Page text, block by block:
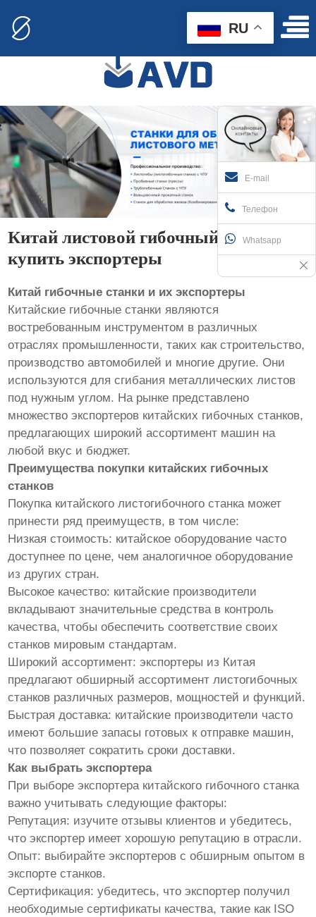
Китай листовой гибочный станок
купить экспортеры
Китай гибочные станки и их экспортеры
Китайские гибочные станки являются
востребованным инструментом в различных
отраслях промышленности, таких как строительство,
производство автомобилей и многие другие. Они
используются для сгибания металлических листов
под нужным углом. На рынке представлено
множество экспортеров китайских гибочных станков,
предлагающих широкий ассортимент машин на
любой вкус и бюджет.
Преимущества покупки китайских гибочных
станков
Покупка китайского листогибочного станка может
принести ряд преимуществ, в том числе:
Низкая стоимость: китайское оборудование часто
доступнее по цене, чем аналогичное оборудование
из других стран.
Высокое качество: китайские производители
вкладывают значительные средства в контроль
качества, чтобы обеспечить соответствие своих
станков мировым стандартам.
Широкий ассортимент: экспортеры из Китая
предлагают обширный ассортимент листогибочных
станков различных размеров, мощностей и функций.
Быстрая доставка: китайские производители часто
имеют большие запасы готовых к отправке машин,
что позволяет сократить сроки доставки.
Как выбрать экспортера
При выборе экспортера китайского гибочного станка
важно учитывать следующие факторы:
Репутация: изучите отзывы клиентов и убедитесь,
что экспортер имеет хорошую репутацию в отрасли.
Опыт: выбирайте экспортеров с обширным опытом в
экспорте станков.
Сертификация: убедитесь, что экспортер получил
необходимые сертификаты качества, такие как ISO
E-mail
Телефон
Whatsapp
RU